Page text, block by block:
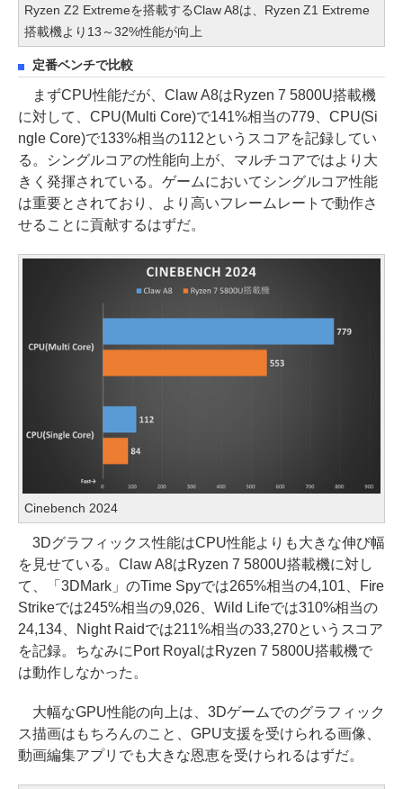
Ryzen Z2 Extremeを搭載するClaw A8は、Ryzen Z1 Extreme
搭載機より13～32%性能が向上
定番ベンチで比較
まずCPU性能だが、Claw A8はRyzen 7 5800U搭載機
に対して、CPU(Multi Core)で141%相当の779、CPU(Si
ngle Core)で133%相当の112というスコアを記録してい
る。シングルコアの性能向上が、マルチコアではより大
きく発揮されている。ゲームにおいてシングルコア性能
は重要とされており、より高いフレームレートで動作さ
せることに貢献するはずだ。
Cinebench 2024
3Dグラフィックス性能はCPU性能よりも大きな伸び幅
を見せている。Claw A8はRyzen 7 5800U搭載機に対し
て、「3DMark」のTime Spyでは265%相当の4,101、Fire
Strikeでは245%相当の9,026、Wild Lifeでは310%相当の
24,134、Night Raidでは211%相当の33,270というスコア
を記録。ちなみにPort RoyalはRyzen 7 5800U搭載機で
は動作しなかった。
大幅なGPU性能の向上は、3Dゲームでのグラフィック
ス描画はもちろんのこと、GPU支援を受けられる画像、
動画編集アプリでも大きな恩恵を受けられるはずだ。